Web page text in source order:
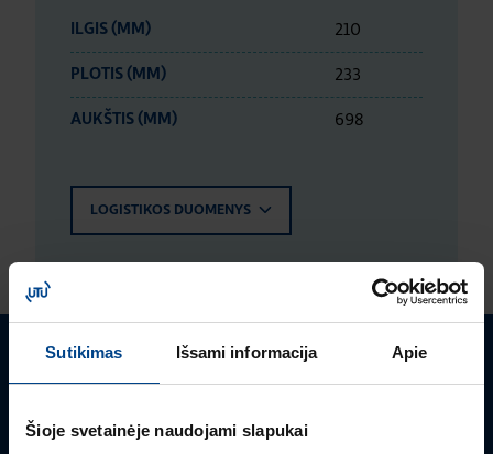
Sutikimas Išsami informacija Apie
Šioje svetainėje naudojami slapukai
ILGIS (MM) 210
PLOTIS (MM) 233
AUKŠTIS (MM) 698
LOGISTIKOS DUOMENYS
Mielai atsakysime į Jums aktualius klausimus.